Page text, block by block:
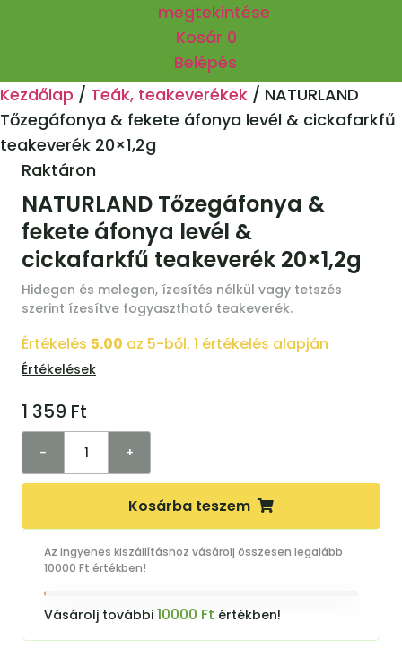
megtekintése
Kosár 0
Belépés
Kezdőlap / Teák, teakeverékek / NATURLAND
Tőzegáfonya & fekete áfonya levél & cickafarkfű
teakeverék 20×1,2g
Raktáron
NATURLAND Tőzegáfonya &
fekete áfonya levél &
cickafarkfű teakeverék 20×1,2g
Értékelés 5.00 az 5-ből, 1 értékelés alapján
Értékelések
Hidegen és melegen, ízesítés nélkül vagy tetszés
szerint ízesítve fogyasztható teakeverék.
1 359 Ft
- +
Kosárba teszem
Az ingyenes kiszállításhoz vásárolj összesen legalább
10000 Ft értékben!
Vásárolj további 10000 Ft értékben!